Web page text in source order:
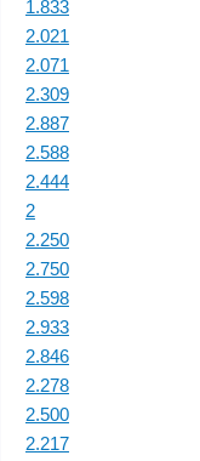
1.833
2.021
2.071
2.309
2.887
2.588
2.444
2
2.250
2.750
2.598
2.933
2.846
2.278
2.500
2.217